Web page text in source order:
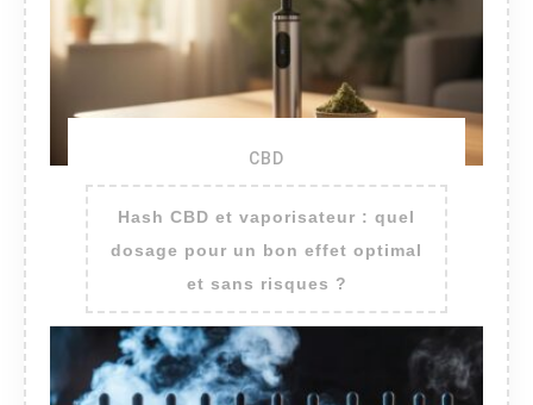
CBD
Hash CBD et vaporisateur : quel
dosage pour un bon effet optimal
et sans risques ?